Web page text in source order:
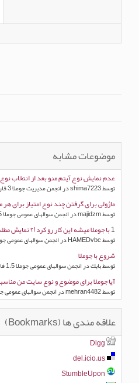
موضوعات مشابه
عدم نمایش نوع آیتم منو بعد از انتخاب
توسط shima7223 در انجمن مدیریت جوملا 3 فارسی
ماژولی برای گرفتن چند نوع امتیاز برای
توسط majidzm در انجمن سوالهای عمومی جوملا 2.5 فارسی
1با جوملا ميشه اين كار رو كرد !؟ نمايش
توسط HAMEDvbc در انجمن سوالهای عمومی جوملا 2.5 فارسی
شروع با جوملا
توسط بابك در انجمن سوالهای عمومی جوملا 1.5 فارسی
آیا جوملا برای موضوع و نوع سایت من
توسط mehran4482 در انجمن سوالهای عمومی جوملا 1.5 فارسی
علاقه مندی ها (Bookmarks)
Digg
del.icio.us
StumbleUpon